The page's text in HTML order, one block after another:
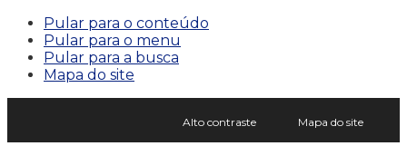
Pular para o conteúdo
Pular para o menu
Pular para a busca
Mapa do site
Alto contraste Mapa do site